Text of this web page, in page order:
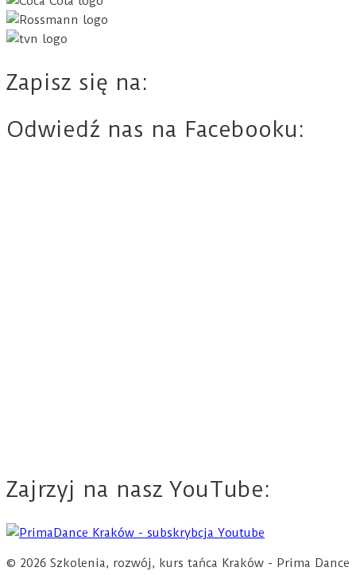
Zapisz się na:
Odwiedź nas na Facebooku:
Zajrzyj na nasz YouTube:
© 2026 Szkolenia, rozwój, kurs tańca Kraków - Prima Dance